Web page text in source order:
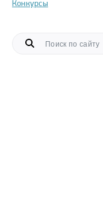
Конкурсы